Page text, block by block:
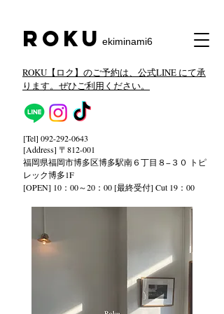
​Roku ekiminami6
[Tel] 092-292-0643
[Address] 〒812-001
福岡県福岡市博多区博多駅南６丁目８−３０ トピ
レック博多1F
[OPEN] 10：00～20：00 [最終受付] Cut 19：00
ROKU【ロク】のご予約は、公式LINE にて承
ります。ぜひご利用ください。